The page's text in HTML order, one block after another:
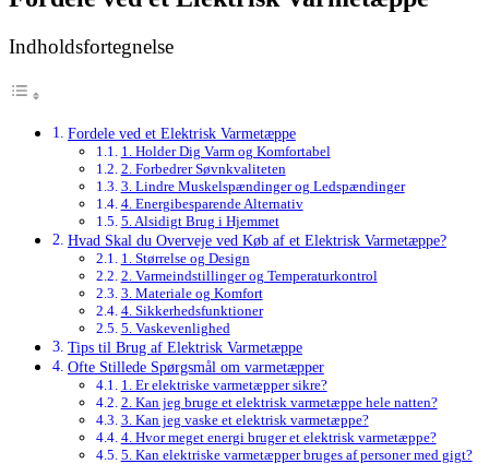
Indholdsfortegnelse
Fordele ved et Elektrisk Varmetæppe
1. Holder Dig Varm og Komfortabel
2. Forbedrer Søvnkvaliteten
3. Lindre Muskelspændinger og Ledspændinger
4. Energibesparende Alternativ
5. Alsidigt Brug i Hjemmet
Hvad Skal du Overveje ved Køb af et Elektrisk Varmetæppe?
1. Størrelse og Design
2. Varmeindstillinger og Temperaturkontrol
3. Materiale og Komfort
4. Sikkerhedsfunktioner
5. Vaskevenlighed
Tips til Brug af Elektrisk Varmetæppe
Ofte Stillede Spørgsmål om varmetæpper
1. Er elektriske varmetæpper sikre?
2. Kan jeg bruge et elektrisk varmetæppe hele natten?
3. Kan jeg vaske et elektrisk varmetæppe?
4. Hvor meget energi bruger et elektrisk varmetæppe?
5. Kan elektriske varmetæpper bruges af personer med gigt?